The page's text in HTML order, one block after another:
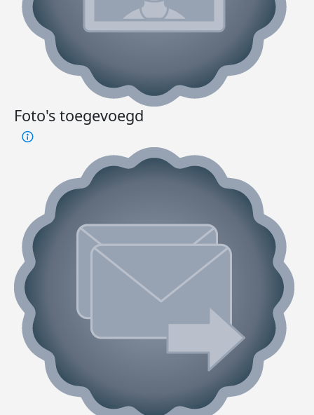
Foto's toegevoegd